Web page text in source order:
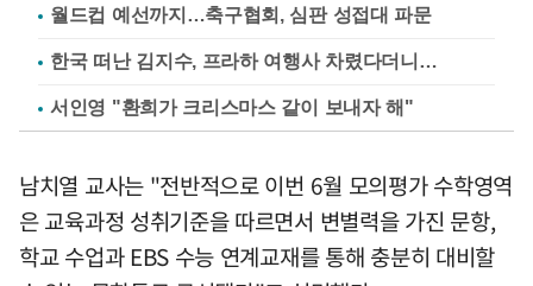
월드컵 예선까지…축구협회, 심판 성접대 파문
한국 떠난 김지수, 프라하 여행사 차렸다더니…
서인영 "환희가 크리스마스 같이 보내자 해"
남치열 교사는 "전반적으로 이번 6월 모의평가 수학영역
은 교육과정 성취기준을 따르면서 변별력을 가진 문항,
학교 수업과 EBS 수능 연계교재를 통해 충분히 대비할